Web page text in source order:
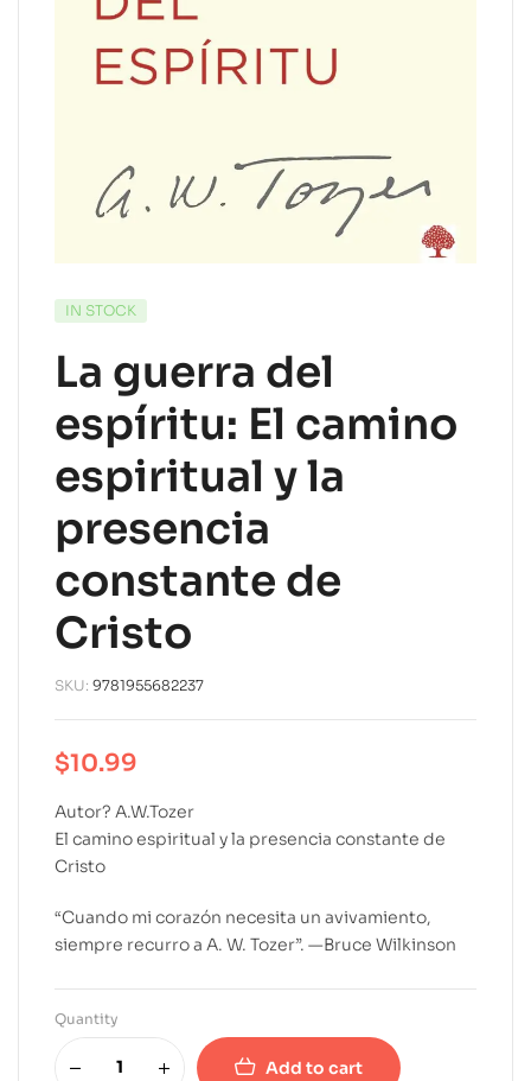
IN STOCK
La guerra del
espíritu: El camino
espiritual y la
presencia
constante de
Cristo
SKU: 9781955682237
$10.99
Autor? A.W.Tozer
El camino espiritual y la presencia constante de
Cristo
“Cuando mi corazón necesita un avivamiento,
siempre recurro a A. W. Tozer”. —Bruce Wilkinson
Quantity
Add to cart